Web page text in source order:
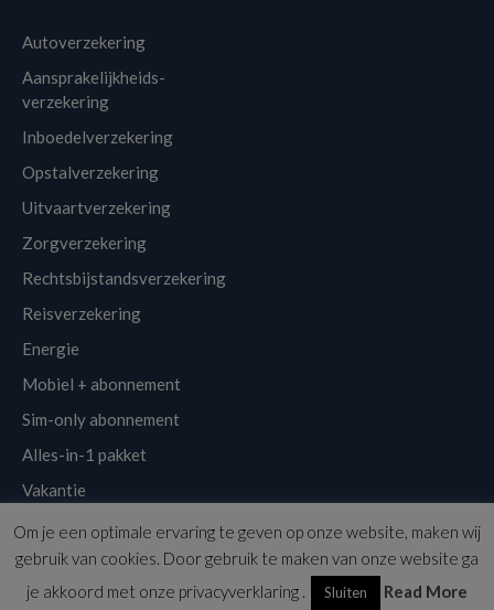
Autoverzekering
Aansprakelijkheids-
verzekering
Inboedelverzekering
Opstalverzekering
Uitvaartverzekering
Zorgverzekering
Rechtsbijstandsverzekering
Reisverzekering
Energie
Mobiel + abonnement
Sim-only abonnement
Alles-in-1 pakket
Vakantie
Klantenservice Links Disclaimer Sitemap
Copyright © 2026 | Voordeligst.nl
Om je een optimale ervaring te geven op onze website, maken wij
gebruik van cookies. Door gebruik te maken van onze website ga
je akkoord met onze privacyverklaring .
Sluiten Read More